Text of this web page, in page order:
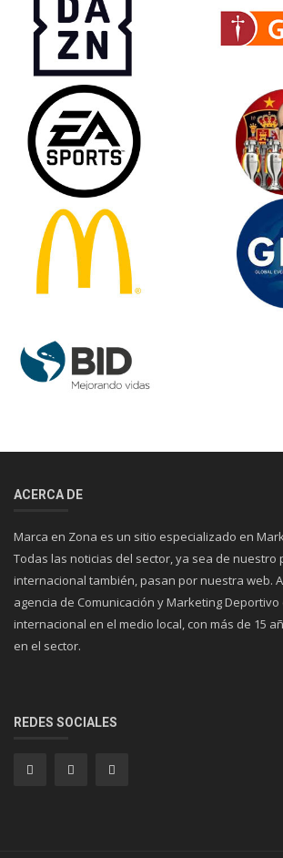
ACERCA DE
Marca en Zona es un sitio especializado en
Todas las noticias del sector, ya sea de nuestro
internacional también, pasan por nuestra web.
agencia de Comunicación y Marketing
internacional en el medio local, con más de 15
en el sector.
REDES SOCIALES